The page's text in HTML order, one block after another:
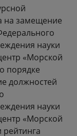
на замещение
науки
«Морской
порядке
должностей
науки
«Морской
рейтинга